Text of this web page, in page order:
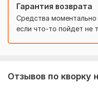
Гарантия возврата
Средства моментально
если что-то пойдет не
Отзывов по кворку